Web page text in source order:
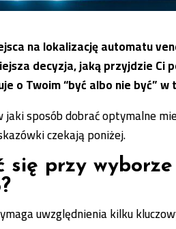
na lokalizację automatu
decyzja, jaką przyjdzie Ci
o Twoim “być albo nie być”
jaki sposób dobrać optymalne
czekają poniżej.
się przy
uwzględnienia kilku